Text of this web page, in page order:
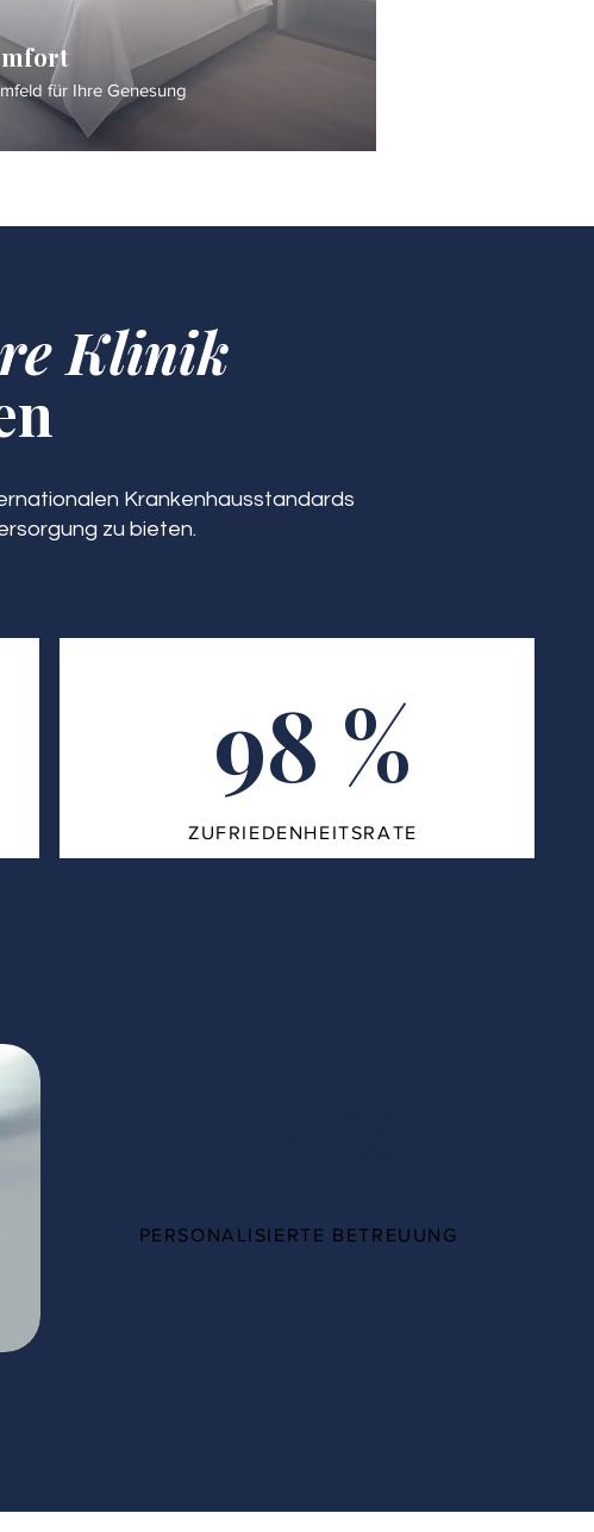
für Ihre Genesung
Klinik
Krankenhausstandards
zu bieten.
98 %
ZUFRIEDENHEITSRATE
PERSONALISIERTE BETREUUNG